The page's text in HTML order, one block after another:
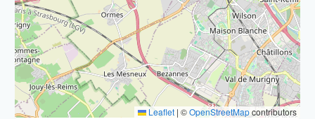
Leaflet | ©OpenStreetMapcontributors